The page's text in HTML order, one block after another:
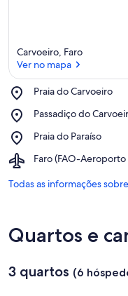
Carvoeiro, Faro
Ver no mapa
Praia do Carvoeiro
Place,
do
Passadiço do
Place,
do
Praia do Paraíso
Place,
do
Faro (FAO-
Airport,
(FAO-
Faro)
Todas as informações
Quartos e
3 quartos (6